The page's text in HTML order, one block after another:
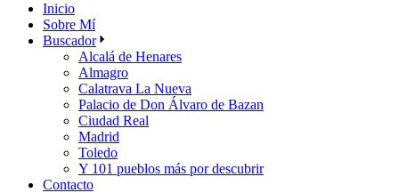
Inicio
Sobre Mí
Buscador
Alcalá de Henares
Almagro
Calatrava La Nueva
Palacio de Don Álvaro de Bazan
Ciudad Real
Madrid
Toledo
Y 101 pueblos más por descubrir
Contacto